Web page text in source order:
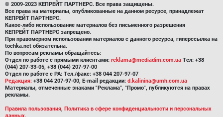
© 2009-2023 КЕПРЕЙТ ПАРТНЕРС. Все права защищены.
Все права на материалы, опубликованные на данном ресурсе, принадлежат
КЕПРЕЙТ ПАРТНЕРС.
Какое-либо использование материалов без письменного разрешения
КЕПРЕЙТ ПАРТНЕРС запрещено.
При правомерном использовании материалов с данного ресурса, гиперссылка на
tochka.net обязательна.
По вопросам рекламы обращайтесь:
Отдел по работе с прямыми клиентами: reklama@mediadim.com.ua Тел: +38
(044) 207-33-05, +38 (044) 207-97-00
Отдел по работе с РА: Тел./факс: +38 044 207-97-07
Редакция: +38 044 207-97-00, E-mail редакции: d.kalinina@umh.com.ua
Материалы, отмеченные знаками "Реклама", "Промо", публикуются на правах
рекламы.
Правила пользования, Политика в сфере конфиденциальности и персональных
данных.